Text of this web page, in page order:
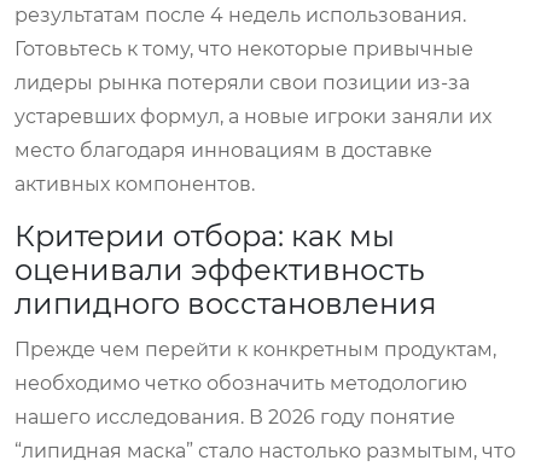
результатам после 4 недель использования.
Готовьтесь к тому, что некоторые привычные
лидеры рынка потеряли свои позиции из-за
устаревших формул, а новые игроки заняли их
место благодаря инновациям в доставке
активных компонентов.
Критерии отбора: как мы
оценивали эффективность
липидного восстановления
Прежде чем перейти к конкретным продуктам,
необходимо четко обозначить методологию
нашего исследования. В 2026 году понятие
“липидная маска” стало настолько размытым, что